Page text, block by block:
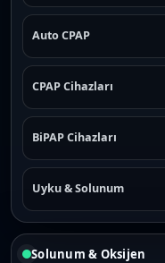
Auto CPAP
CPAP Cihazları
BiPAP Cihazları
Uyku & Solunum
Solunum & Oksijen